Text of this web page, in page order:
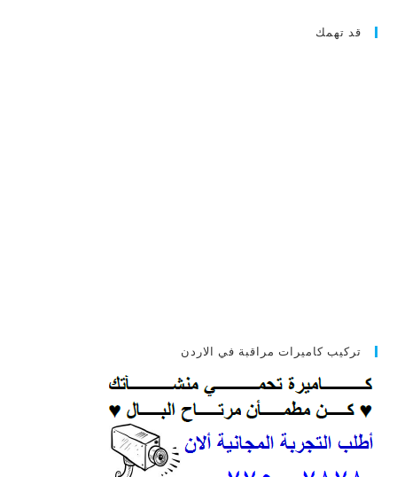
قد تهمك
تركيب كاميرات مراقبة في الاردن